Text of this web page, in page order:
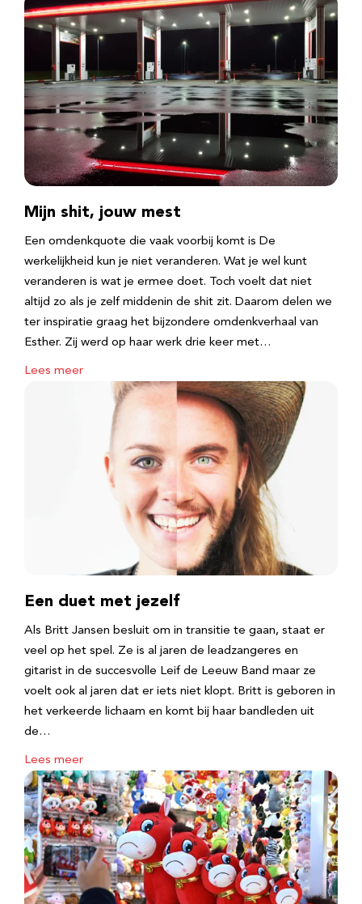
Mijn shit, jouw mest
Een omdenkquote die vaak voorbij komt is De
werkelijkheid kun je niet veranderen. Wat je wel kunt
veranderen is wat je ermee doet. Toch voelt dat niet
altijd zo als je zelf middenin de shit zit. Daarom delen we
ter inspiratie graag het bijzondere omdenkverhaal van
Esther. Zij werd op haar werk drie keer met…
Lees meer
Een duet met jezelf
Als Britt Jansen besluit om in transitie te gaan, staat er
veel op het spel. Ze is al jaren de leadzangeres en
gitarist in de succesvolle Leif de Leeuw Band maar ze
voelt ook al jaren dat er iets niet klopt. Britt is geboren in
het verkeerde lichaam en komt bij haar bandleden uit
de…
Lees meer